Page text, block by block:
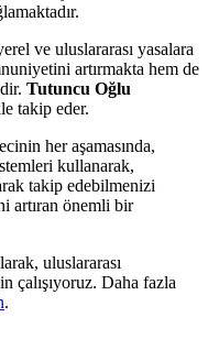
ve uluslararası yasalara
artırmakta hem de
Tutuncu Oğlu
takip eder.
her aşamasında,
kullanarak,
takip edebilmenizi
artıran önemli bir
uluslararası
çalışıyoruz. Daha fazla
.